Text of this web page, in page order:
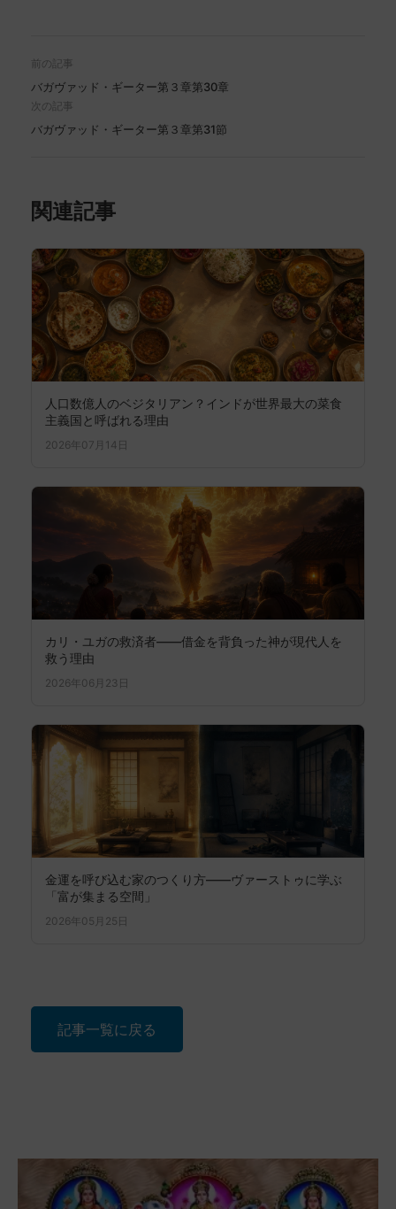
前の記事
バガヴァッド・ギーター第３章第30章
次の記事
バガヴァッド・ギーター第３章第31節
関連記事
人口数億人のベジタリアン？インドが世界最大の菜食
主義国と呼ばれる理由
2026年07月14日
カリ・ユガの救済者――借金を背負った神が現代人を
救う理由
2026年06月23日
金運を呼び込む家のつくり方――ヴァーストゥに学ぶ
「富が集まる空間」
2026年05月25日
記事一覧に戻る